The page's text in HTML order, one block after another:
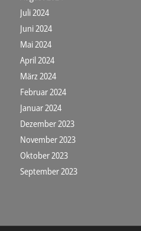
Juli 2024
Juni 2024
Mai 2024
April 2024
März 2024
Februar 2024
Januar 2024
Dezember 2023
November 2023
Oktober 2023
September 2023